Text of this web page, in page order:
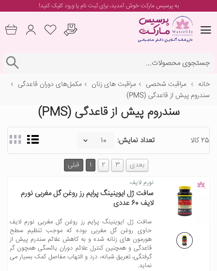
به پرسیس مارکت خوش آمدید، برایثبت نام یا ورودکلیک کنید!
خانه مراقبت شخصی مراقبت های زنان
مکمل‌های دوران قاعدگی
سندروم پیش از قاعدگی (PMS)
سندروم پیش از قاعدگی (PMS)
25 کالا تعداد نمایش:
قبلی 1 2 3 بعدی
نورم لایف
سافت ژل ایوینینگ پرایم رز روغن گل مغربی نورم
لایف 60 عددی
سافت ژل ایوینینگ پرایم رز روغن گل مغربی نورم لایف
حاوی روغن گل مغربی بوده که موجب تنظیم سطح
هورمون های زنانه شده و به کاهش علائم سندرم پیش از
قاعدگی و همچنین کنترل علائم دوران یائسگی همچون گر
گرفتگی، تعریق شبانه، درد و التهاب مفاصل کمک بسیار می
نماید.